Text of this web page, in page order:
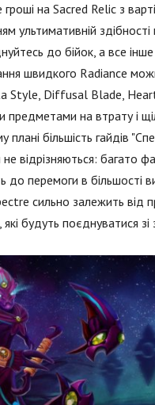
гроші на Sacred Relic з
ультимативній здібності
до бійок, а все
швидкого Radiance
Style, Diffusal Blade,
на втрату і
більшість гайдів
відрізняються: багато
до перемоги в більшості
сильно залежить від
будуть поєднуватися зі